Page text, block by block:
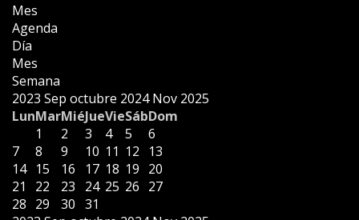
Mes
Agenda
Día
Mes
Semana
2023 Sep octubre 2024 Nov 2025
LunMarMiéJueVieSábDom
1
2 3 4 5
6
7
8 9 10 11 12
13
14 15 16 17 18 19 20
21
22 23 24 25 26 27
28 29 30 31